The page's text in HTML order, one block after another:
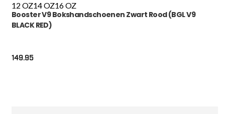
12 OZ14 OZ16 OZ
Booster V9 Bokshandschoenen Zwart Rood (BGL V9
BLACK RED)
149.95